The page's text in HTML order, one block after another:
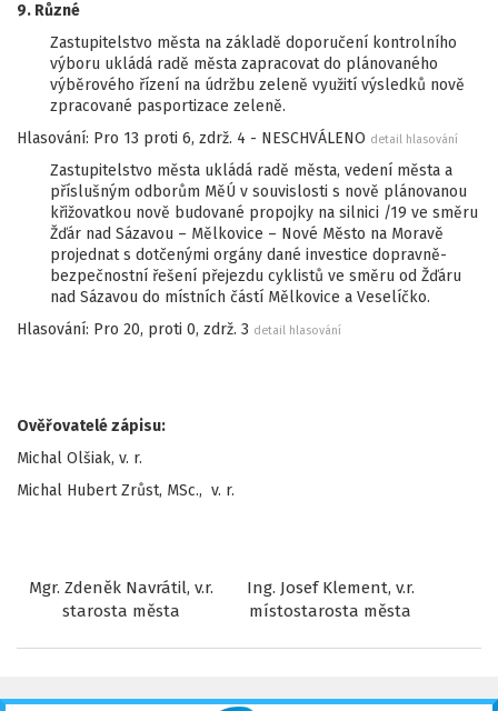
9. Různé
Zastupitelstvo města na základě doporučení kontrolního
výboru ukládá radě města zapracovat do plánovaného
výběrového řízení na údržbu zeleně využití výsledků nově
zpracované pasportizace zeleně.
Hlasování: Pro 13 proti 6, zdrž. 4 - NESCHVÁLENO detail hlasování
Zastupitelstvo města ukládá radě města, vedení města a
příslušným odborům MěÚ v souvislosti s nově plánovanou
křižovatkou nově budované propojky na silnici /19 ve směru
Žďár nad Sázavou – Mělkovice – Nové Město na Moravě
projednat s dotčenými orgány dané investice dopravně-
bezpečnostní řešení přejezdu cyklistů ve směru od Žďáru
nad Sázavou do místních částí Mělkovice a Veselíčko.
Hlasování: Pro 20, proti 0, zdrž. 3 detail hlasování
Ověřovatelé zápisu:
Michal Olšiak, v. r.
Michal Hubert Zrůst, MSc., v. r.
Mgr. Zdeněk Navrátil, v.r.
Ing. Josef Klement, v.r.
starosta města
místostarosta města